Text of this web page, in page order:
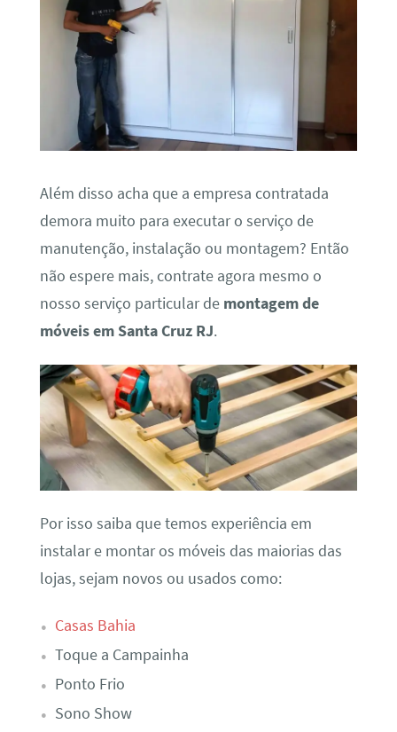
Além disso acha que a empresa contratada
demora muito para executar o serviço de
manutenção, instalação ou montagem? Então
não espere mais, contrate agora mesmo o
nosso serviço particular de montagem de
móveis em Santa Cruz RJ.
Por isso saiba que temos experiência em
instalar e montar os móveis das maiorias das
lojas, sejam novos ou usados como:
Casas Bahia
Toque a Campainha
Ponto Frio
Sono Show